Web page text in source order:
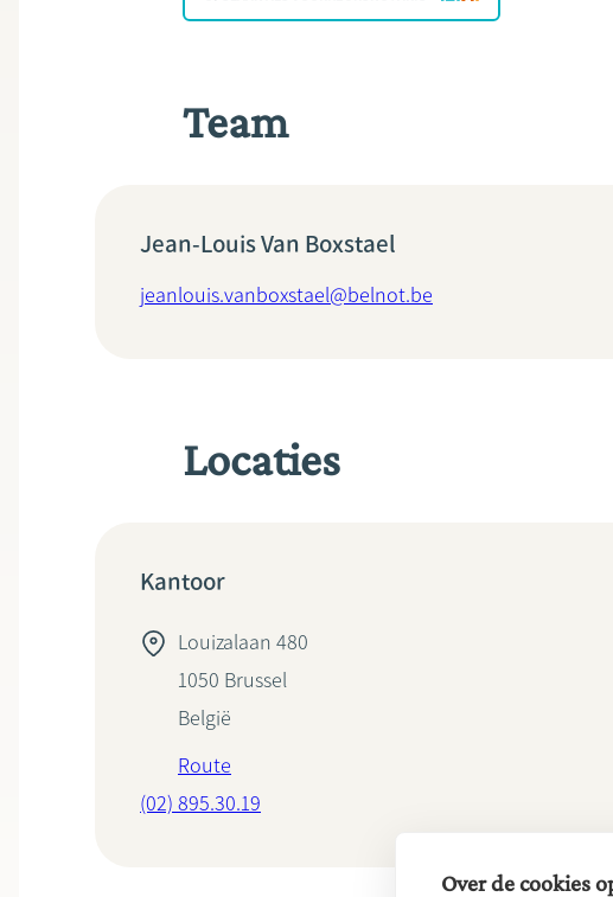
Team
Jean-Louis Van Boxstael
jeanlouis.vanboxstael@belnot.be
Locaties
Kantoor
Louizalaan 480
1050 Brussel
België
Route
(02) 895.30.19
Over de cookies